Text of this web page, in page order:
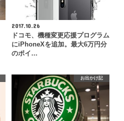
2017.10.26
ドコモ、機種変更応援プログラム
にiPhoneXを追加。最大6万円分
のポイ…
お出かけ記